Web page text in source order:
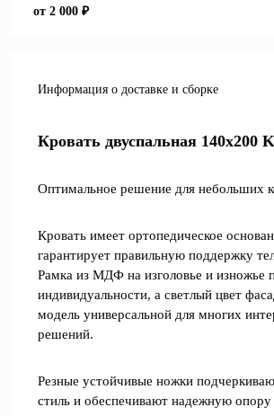
от 2 000 ₽
Информация о доставке и сборке
Кровать двуспальная 140х200
Оптимальное решение для небольших
Кровать имеет ортопедическое
гарантирует правильную поддержку
Рамка из МДФ на изголовье и изножье
индивидуальности, а светлый цвет
модель универсальной для многих
решений.
Резные устойчивые ножки
стиль и обеспечивают надежную опору